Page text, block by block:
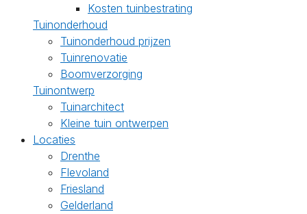
Kosten tuinbestrating
Tuinonderhoud
Tuinonderhoud prijzen
Tuinrenovatie
Boomverzorging
Tuinontwerp
Tuinarchitect
Kleine tuin ontwerpen
Locaties
Drenthe
Flevoland
Friesland
Gelderland